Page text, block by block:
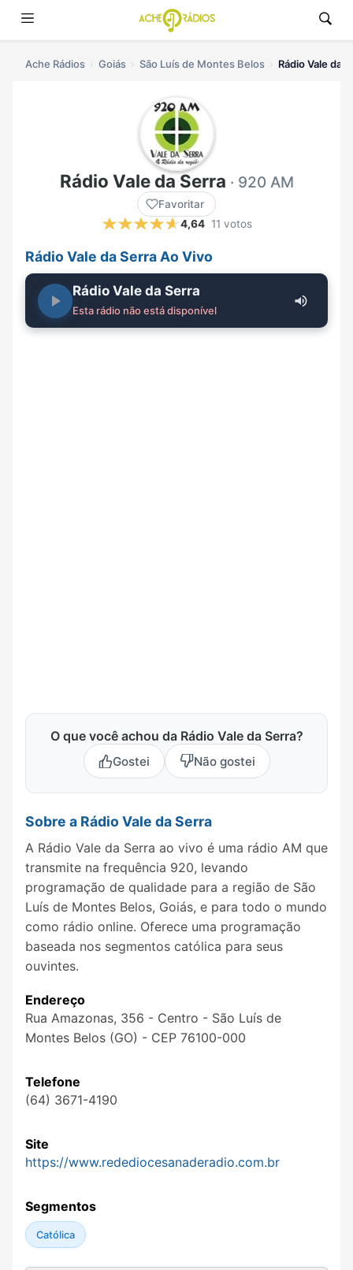
Ache Rádios Goiás São Luís de Montes Belos Rádio Vale da
Rádio Vale da Serra · 920 AM
Favoritar
4,64 11 votos
Rádio Vale da Serra Ao Vivo
Rádio Vale da Serra
Esta rádio não está disponível
O que você achou da Rádio Vale da Serra?
Gostei Não gostei
Sobre a Rádio Vale da Serra
A Rádio Vale da Serra ao vivo é uma rádio AM que
transmite na frequência 920, levando
programação de qualidade para a região de São
Luís de Montes Belos, Goiás, e para todo o mundo
como rádio online. Oferece uma programação
baseada nos segmentos católica para seus
ouvintes.
Endereço
Rua Amazonas, 356 - Centro - São Luís de
Montes Belos (GO) - CEP 76100-000
Telefone
(64) 3671-4190
Site
https://www.redediocesanaderadio.com.br
Segmentos
Católica